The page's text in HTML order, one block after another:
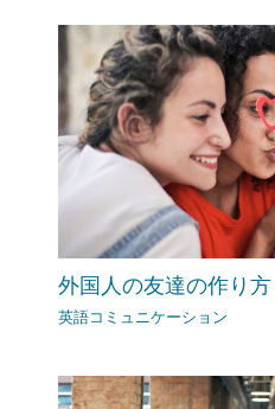
外国人の友達の作り方
英語コミュニケーション